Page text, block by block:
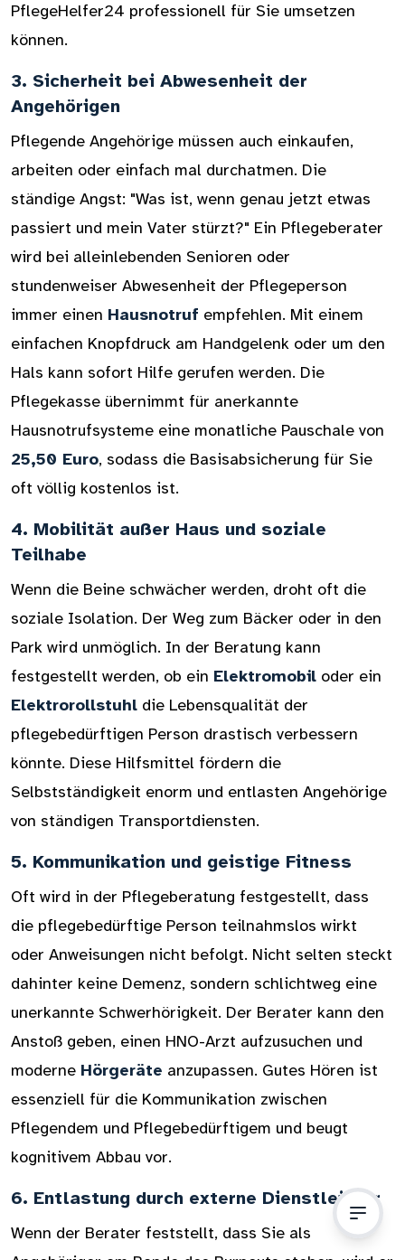
PflegeHelfer24 professionell für Sie umsetzen
können.
3. Sicherheit bei Abwesenheit der
Angehörigen
Pflegende Angehörige müssen auch einkaufen,
arbeiten oder einfach mal durchatmen. Die
ständige Angst: "Was ist, wenn genau jetzt etwas
passiert und mein Vater stürzt?" Ein Pflegeberater
wird bei alleinlebenden Senioren oder
stundenweiser Abwesenheit der Pflegeperson
immer einen Hausnotruf empfehlen. Mit einem
einfachen Knopfdruck am Handgelenk oder um den
Hals kann sofort Hilfe gerufen werden. Die
Pflegekasse übernimmt für anerkannte
Hausnotrufsysteme eine monatliche Pauschale von
25,50 Euro, sodass die Basisabsicherung für Sie
oft völlig kostenlos ist.
4. Mobilität außer Haus und soziale
Teilhabe
Wenn die Beine schwächer werden, droht oft die
soziale Isolation. Der Weg zum Bäcker oder in den
Park wird unmöglich. In der Beratung kann
festgestellt werden, ob ein Elektromobil oder ein
Elektrorollstuhl die Lebensqualität der
pflegebedürftigen Person drastisch verbessern
könnte. Diese Hilfsmittel fördern die
Selbstständigkeit enorm und entlasten Angehörige
von ständigen Transportdiensten.
5. Kommunikation und geistige Fitness
Oft wird in der Pflegeberatung festgestellt, dass
die pflegebedürftige Person teilnahmslos wirkt
oder Anweisungen nicht befolgt. Nicht selten steckt
dahinter keine Demenz, sondern schlichtweg eine
unerkannte Schwerhörigkeit. Der Berater kann den
Anstoß geben, einen HNO-Arzt aufzusuchen und
moderne Hörgeräte anzupassen. Gutes Hören ist
essenziell für die Kommunikation zwischen
Pflegendem und Pflegebedürftigem und beugt
kognitivem Abbau vor.
6. Entlastung durch externe Dienstleister
Wenn der Berater feststellt, dass Sie als